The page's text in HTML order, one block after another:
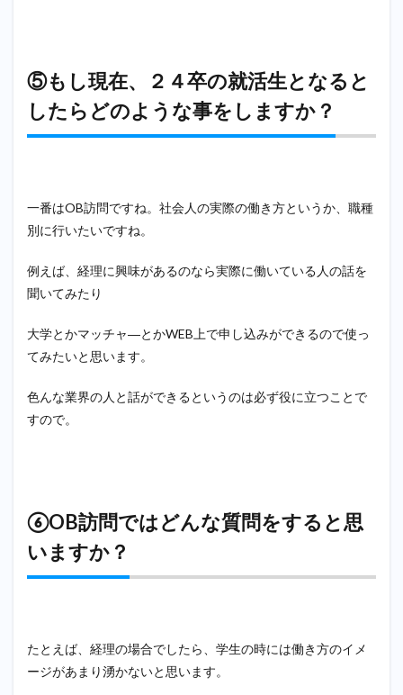
スな
どあ
りま
した
12
への
アド
ス
13
生必
見の
寺畑
らか
ら！
⑤もし現在、２４卒の就活生となると
したらどのような事をしますか？
一番はOB訪問ですね。社会人の実際の働き方というか、職種
別に行いたいですね。
例えば、経理に興味があるのなら実際に働いている人の話を
聞いてみたり
大学とかマッチャ―とかWEB上で申し込みができるので使っ
てみたいと思います。
色んな業界の人と話ができるというのは必ず役に立つことで
すので。
⑥OB訪問ではどんな質問をすると思
いますか？
たとえば、経理の場合でしたら、学生の時には働き方のイメ
ージがあまり湧かないと思います。